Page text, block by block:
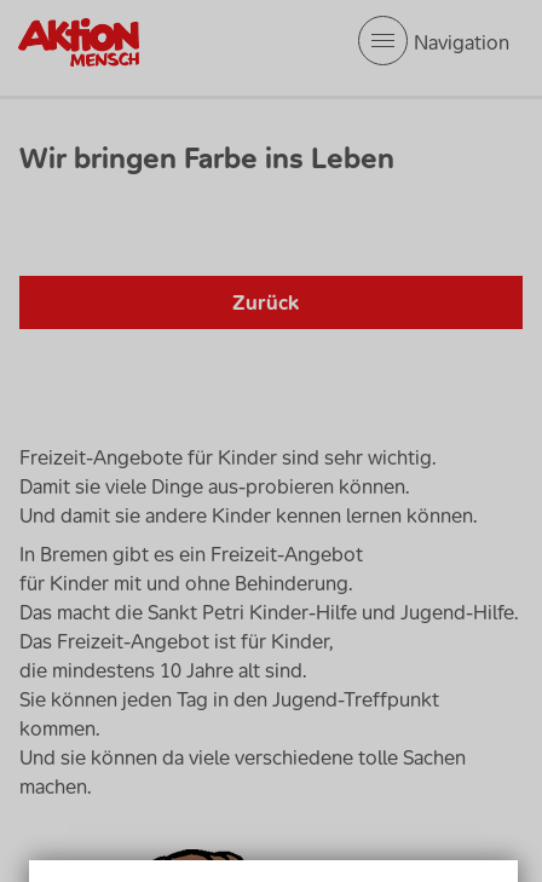
Mobile
Wir bringen Farbe ins Leben
Zurück
Freizeit-Angebote für Kinder sind sehr wichtig.
Damit sie viele Dinge aus-probieren können.
Und damit sie andere Kinder kennen lernen können.
In Bremen gibt es ein Freizeit-Angebot
für Kinder mit und ohne Behinderung.
Das macht die Sankt Petri Kinder-Hilfe und Jugend-Hilfe.
Das Freizeit-Angebot ist für Kinder,
die mindestens 10 Jahre alt sind.
Sie können jeden Tag in den Jugend-Treffpunkt
kommen.
Und sie können da viele verschiedene tolle Sachen
machen.